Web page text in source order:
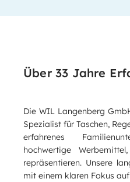
Über 33 Jahre
Die WIL Langenberg
Spezialist für Taschen,
erfahrenes
hochwertige
repräsentieren. Unsere
mit einem klaren Fokus